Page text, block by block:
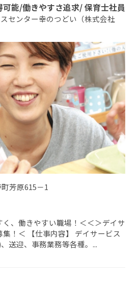
可能/働きやすさ追求/ 保育士社員
センター幸のつどい（株式会社
芳原615－1
、働きやすい職場！＜＜＞デイサ
！＜ 【仕事内容】 デイサービス
送迎、事務業務等各種。...